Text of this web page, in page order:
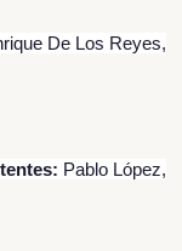
De Los Reyes,
Pablo López,